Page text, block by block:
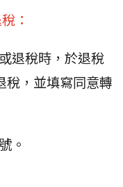
：
稅時，於退稅
稅，並填寫同意轉
。